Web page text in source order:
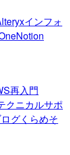
インフォ
Notion
再入門
クニカルサポ
グくらめそ